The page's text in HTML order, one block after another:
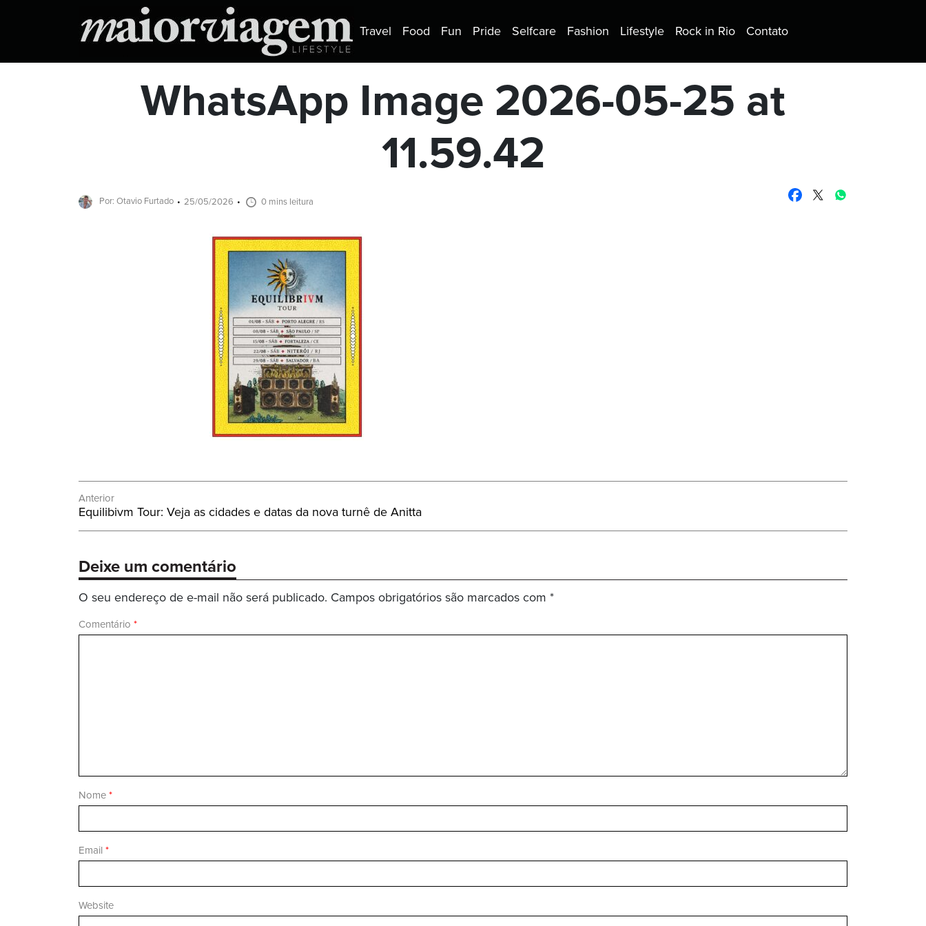
Travel Food Fun Pride Selfcare Fashion Lifestyle Rock in Rio Contato
WhatsApp Image 2026-05-25 at
11.59.42
Por: Otavio Furtado 25/05/2026 0 mins leitura
Navegação
de
Anterior
Post
Anterior:
Equilibivm Tour: Veja as cidades e datas da nova turnê de Anitta
Deixe um comentário
O seu endereço de e-mail não será publicado. Campos obrigatórios são marcados com *
Comentário *
Nome *
Email *
Website